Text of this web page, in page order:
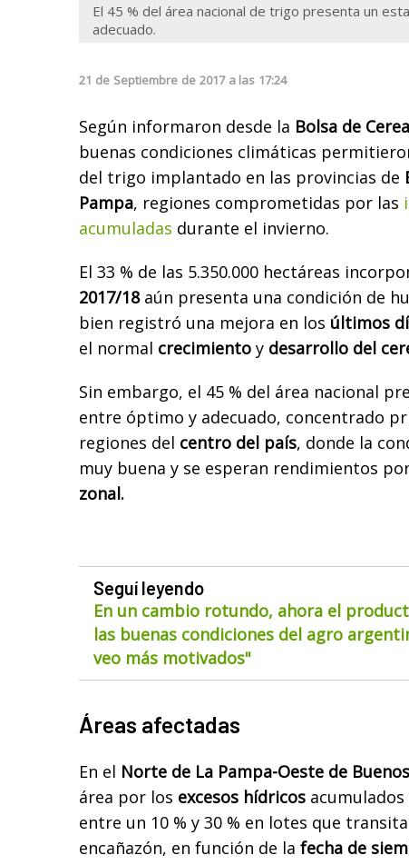
El 45 % del área nacional de trigo presenta un
adecuado.
21 de Septiembre de 2017 a las 17:24
Según informaron desde la Bolsa de
buenas condiciones climáticas
del trigo implantado en las provincias de
Pampa, regiones comprometidas por las
acumuladas durante el invierno.
El 33 % de las 5.350.000 hectáreas
2017/18aún presenta una condición de
bien registró una mejora en los últimos
el normal crecimiento y desarrollo del
Sin embargo, el 45 % del área nacional
entre óptimo y adecuado, concentrado
regiones del centro del país, donde la
muy buena y se esperan rendimientos
zonal.
Seguí leyendo
En un cambio rotundo, ahora el
las buenas condiciones del agro
veo más motivados"
Áreas afectadas
En el Norte de La Pampa-Oeste de
área por los excesos hídricos
entre un 10 % y 30 % en lotes que
encañazón, en función de la fecha de